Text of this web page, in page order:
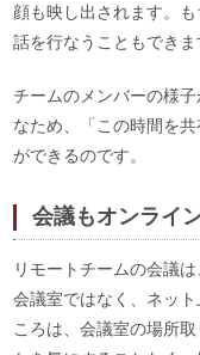
顔も映し出されます。
話を行なうこともできま
チームのメンバーの様
なため、「この時間を
ができるのです。
会議もオンライ
リモートチームの会議
会議室ではなく、ネッ
ころは、会議室の場所